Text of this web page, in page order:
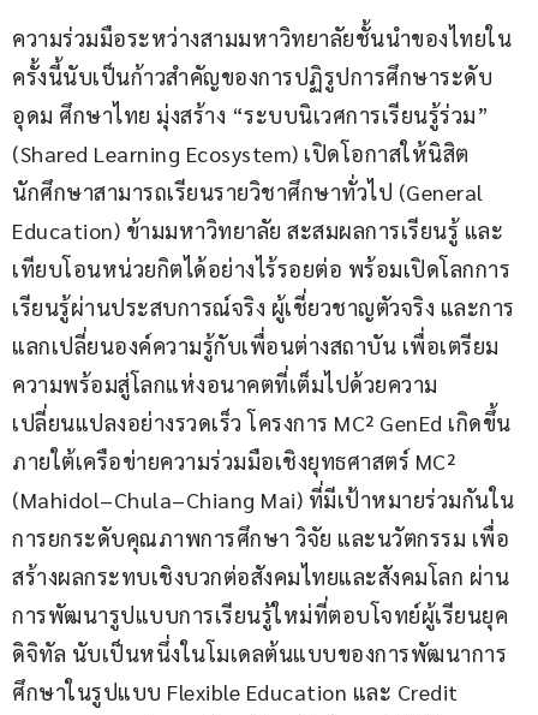
ความร่วมมือระหว่างสามมหาวิทยาลัยชั้นนำของไทยใน
ครั้งนี้นับเป็นก้าวสำคัญของการปฏิรูปการศึกษาระดับ
อุดม ศึกษาไทย มุ่งสร้าง “ระบบนิเวศการเรียนรู้ร่วม”
(Shared Learning Ecosystem) เปิดโอกาสให้นิสิต
นักศึกษาสามารถเรียนรายวิชาศึกษาทั่วไป (General
Education) ข้ามมหาวิทยาลัย สะสมผลการเรียนรู้ และ
เทียบโอนหน่วยกิตได้อย่างไร้รอยต่อ พร้อมเปิดโลกการ
เรียนรู้ผ่านประสบการณ์จริง ผู้เชี่ยวชาญตัวจริง และการ
แลกเปลี่ยนองค์ความรู้กับเพื่อนต่างสถาบัน เพื่อเตรียม
ความพร้อมสู่โลกแห่งอนาคตที่เต็มไปด้วยความ
เปลี่ยนแปลงอย่างรวดเร็ว โครงการ MC² GenEd เกิดขึ้น
ภายใต้เครือข่ายความร่วมมือเชิงยุทธศาสตร์ MC²
(Mahidol–Chula–Chiang Mai) ที่มีเป้าหมายร่วมกันใน
การยกระดับคุณภาพการศึกษา วิจัย และนวัตกรรม เพื่อ
สร้างผลกระทบเชิงบวกต่อสังคมไทยและสังคมโลก ผ่าน
การพัฒนารูปแบบการเรียนรู้ใหม่ที่ตอบโจทย์ผู้เรียนยุค
ดิจิทัล นับเป็นหนึ่งในโมเดลต้นแบบของการพัฒนาการ
ศึกษาในรูปแบบ Flexible Education และ Credit